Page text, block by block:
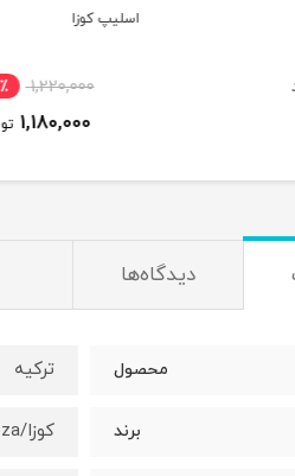
اسلیپ کوزا
1,220,000 4٪
1,180,000 تومان
دیدگاه‌ها
محصول ترکیه
برند کوزا/koza